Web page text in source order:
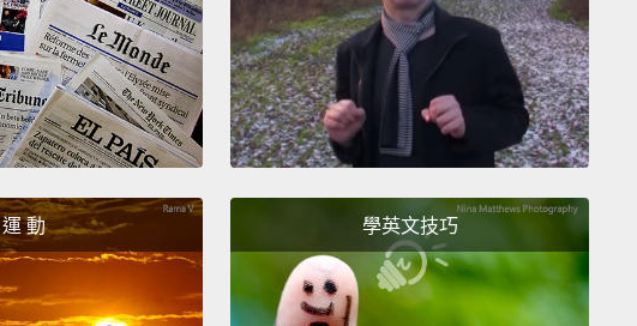
important.
噢，小心點。那是西斯納飛機的螺旋槳。很重要的。
You made a resolution to steal things? That's the worst
thing I've ever heard!
你的目標是要偷東西？那是我聽過最糟糕的事情!
Well, at least I'm making goals I can stick to. I also
resolved not to eat any more fruits or vegetables.
I was
運 動 學英文技巧